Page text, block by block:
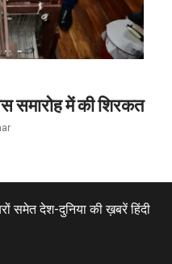
समारोह में की शिरकत
समेत देश-दुनिया की ख़बरें हिंदी